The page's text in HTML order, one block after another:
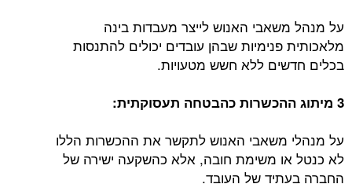
על מנהל משאבי האנוש לייצר מעבדות בינה
מלאכותית פנימיות שבהן עובדים יכולים להתנסות
בכלים חדשים ללא חשש מטעויות.
3 מיתוג ההכשרות כהבטחה תעסוקתית:
על מנהלי משאבי האנוש לתקשר את ההכשרות הללו
לא כנטל או משימת חובה, אלא כהשקעה ישירה של
החברה בעתיד של העובד.